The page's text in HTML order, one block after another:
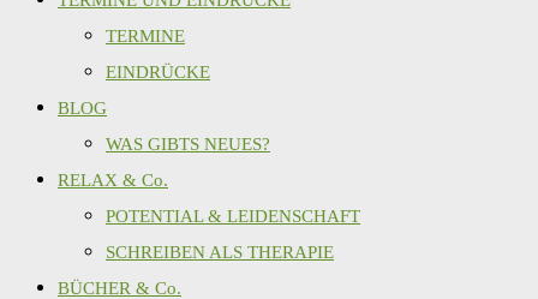
TERMINE
EINDRÜCKE
BLOG
WAS GIBTS NEUES?
RELAX & Co.
POTENTIAL & LEIDENSCHAFT
SCHREIBEN ALS THERAPIE
BÜCHER & Co.